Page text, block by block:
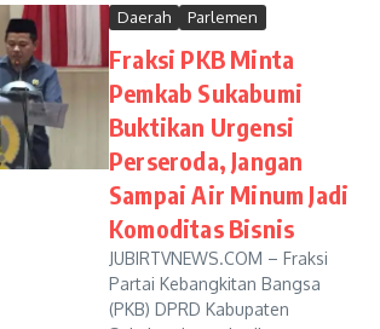
Daerah Parlemen
Fraksi PKB Minta
Pemkab Sukabumi
Buktikan Urgensi
Perseroda, Jangan
Sampai Air Minum Jadi
Komoditas Bisnis
JUBIRTVNEWS.COM – Fraksi
Partai Kebangkitan Bangsa
(PKB) DPRD Kabupaten